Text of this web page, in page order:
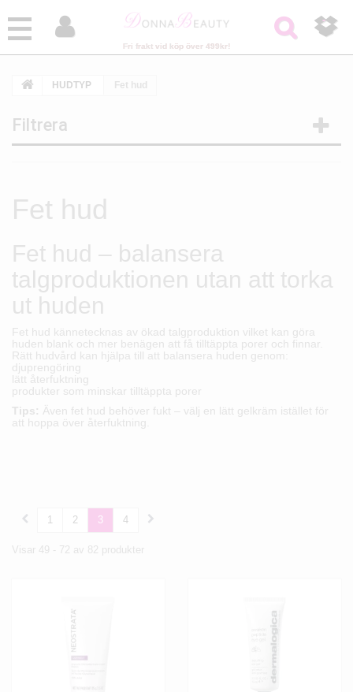
HUDTYP Fet hud
Filtrera
Fet hud
Fet hud – balansera
talgproduktionen utan att torka
ut huden
Fet hud kännetecknas av ökad talgproduktion vilket kan göra
huden blank och mer benägen att få tilltäppta porer och finnar.
Rätt hudvård kan hjälpa till att balansera huden genom:
djuprengöring
lätt återfuktning
produkter som minskar tilltäppta porer
Tips: Även fet hud behöver fukt – välj en lätt gelkräm istället för
att hoppa över återfuktning.
1 2 3 4
Visar 49 - 72 av 82 produkter
Fri frakt vid köp över 499kr!
 
